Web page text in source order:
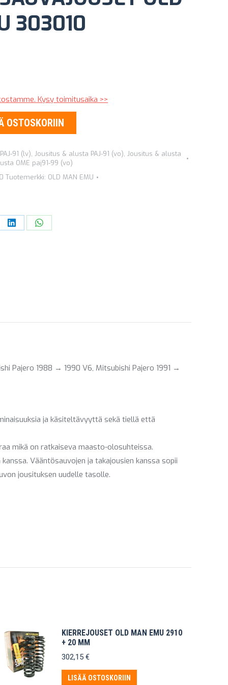
303010
Kysy toimitusaika >>
OSTOSKORIIN
91 (lv), Jousitus & alusta PAJ-91 (vo), Jousitus & alusta
OME paj91-99 (vo)
Tuotemerkki: OLD MAN EMU
Share Share
Pajero 1988 → 1990 V6, Mitsubishi Pajero 1991 →
ja käsiteltävyyttä sekä tiellä että
mikä on ratkaiseva maasto-olosuhteissa.
Vääntösauvojen ja takajousien kanssa sopii
jousituksen uudelle tasolle.
KIERREJOUSET OLD MAN EMU 2910
+ 20 MM
302,15 €
LISÄÄ OSTOSKORIIN